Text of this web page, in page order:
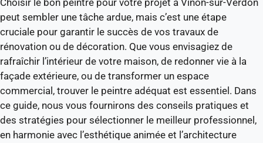
Choisir le bon peintre pour votre projet à Vinon-sur-Verdon
peut sembler une tâche ardue, mais c’est une étape
cruciale pour garantir le succès de vos travaux de
rénovation ou de décoration. Que vous envisagiez de
rafraîchir l’intérieur de votre maison, de redonner vie à la
façade extérieure, ou de transformer un espace
commercial, trouver le peintre adéquat est essentiel. Dans
ce guide, nous vous fournirons des conseils pratiques et
des stratégies pour sélectionner le meilleur professionnel,
en harmonie avec l’esthétique animée et l’architecture